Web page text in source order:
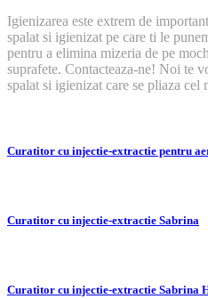
Igienizarea este extrem de
spalat si igienizat pe care ti le
pentru a elimina mizeria de pe
suprafete. Contacteaza-ne! Noi te
spalat si igienizat care se pliaza cel
Curatitor cu injectie-extractie pentru
Curatitor cu injectie-extractie Sabrina
Curatitor cu injectie-extractie Sabrina